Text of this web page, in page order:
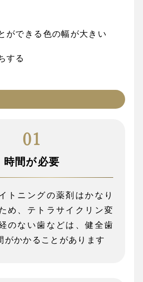
ができる色の幅が大きい
する
時間が必要
トニングの薬剤はかなり
め、テトラサイクリン変
のない歯などは、健全歯
がかかることがあります